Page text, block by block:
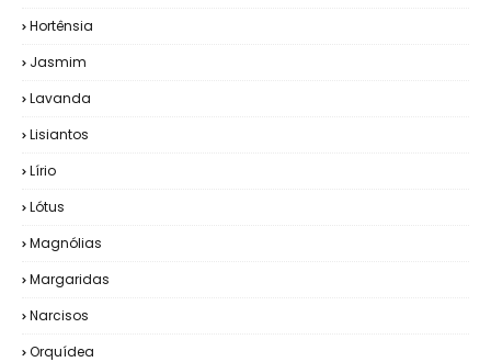
Hortênsia
Jasmim
Lavanda
Lisiantos
Lírio
Lótus
Magnólias
Margaridas
Narcisos
Orquídea